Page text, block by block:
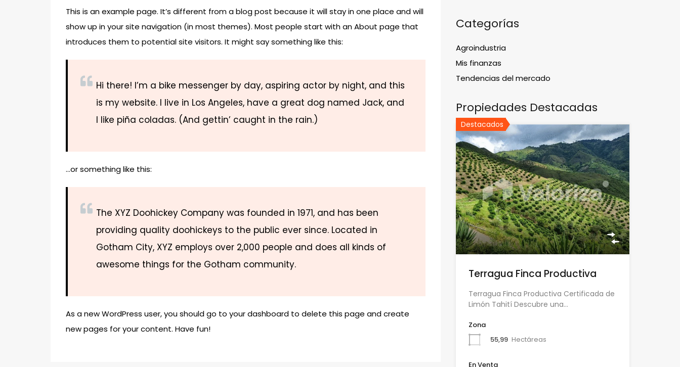
This is an example page. It’s different from a blog post because it will stay in one place and will
show up in your site navigation (in most themes). Most people start with an About page that
introduces them to potential site visitors. It might say something like this:
Hi there! I’m a bike messenger by day, aspiring actor by night, and this
is my website. I live in Los Angeles, have a great dog named Jack, and
I like piña coladas. (And gettin’ caught in the rain.)
…or something like this:
The XYZ Doohickey Company was founded in 1971, and has been
providing quality doohickeys to the public ever since. Located in
Gotham City, XYZ employs over 2,000 people and does all kinds of
awesome things for the Gotham community.
As a new WordPress user, you should go to your dashboard to delete this page and create
new pages for your content. Have fun!
Categorías
Agroindustria
Mis finanzas
Tendencias del mercado
Propiedades Destacadas
Destacados
Terragua Finca Productiva
Terragua Finca Productiva Certificada de
Limón Tahití Descubre una…
Zona
55,99 Hectáreas
En Venta